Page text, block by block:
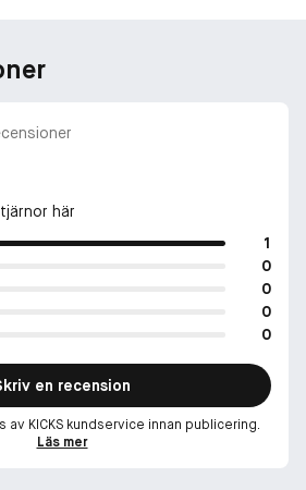
här
1
0
0
0
0
en recension
av KICKS kundservice innan publicering.
Läs mer